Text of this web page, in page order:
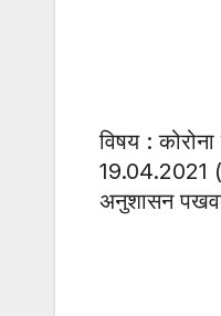
विषय :
19.04.2021
अनुशासन